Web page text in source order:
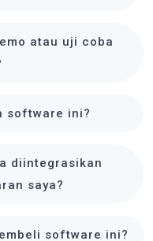
atau uji coba
software ini?
diintegrasikan
saya?
software ini?